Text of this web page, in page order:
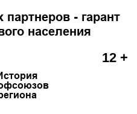
- гарант
населения
12 +